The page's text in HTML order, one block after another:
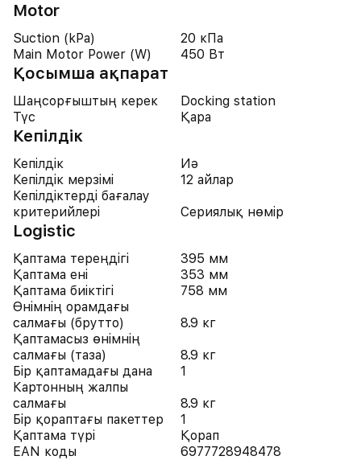
Motor
Suction (kPa)
20 кПа
Main Motor Power (W)
450 Вт
Қосымша ақпарат
Шаңсорғыштың керек
Docking station
Түс
Қара
Кепілдік
Кепілдік
Иә
Кепілдік мерзімі
12 айлар
Кепілдіктерді бағалау
критерийлері
Сериялық нөмір
Logistic
Қаптама тереңдігі
395 мм
Қаптама ені
353 мм
Қаптама биіктігі
758 мм
Өнімнің орамдағы
салмағы (брутто)
8.9 кг
Қаптамасыз өнімнің
салмағы (таза)
8.9 кг
Бір қаптамадағы дана
1
Картонның жалпы
салмағы
8.9 кг
Бір қораптағы пакеттер
1
Қаптама түрі
Қорап
EAN коды
6977728948478